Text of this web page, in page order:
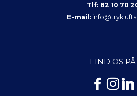
Tlf: 82 10 70
E-mail:
FIND OS PÅ